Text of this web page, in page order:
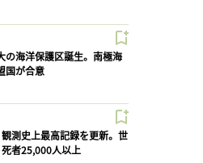
の海洋保護区誕生。南極海
国が合意
観測史上最高記録を更新。世
者25,000人以上